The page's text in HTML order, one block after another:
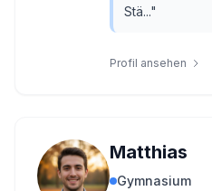
Stä..."
Profil ansehen
Matthias
Gymnasium